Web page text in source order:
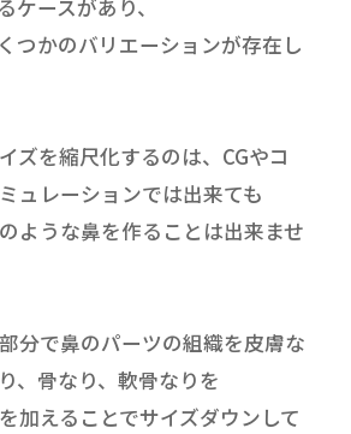
ケースがあり、
つかのバリエーションが存在し
ズを縮尺化するのは、CGやコ
ュレーションでは出来ても
ような鼻を作ることは出来ませ
分で鼻のパーツの組織を皮膚な
、骨なり、軟骨なりを
加えることでサイズダウンして